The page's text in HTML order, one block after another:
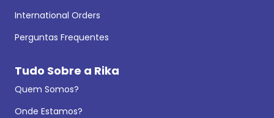
International Orders
Perguntas Frequentes
Tudo Sobre a Rika
Quem Somos?
Onde Estamos?